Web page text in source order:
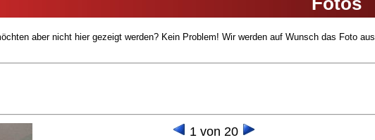
aber nicht hier gezeigt werden? Kein Problem! Wir werden auf Wunsch das Foto aus
1 von 20